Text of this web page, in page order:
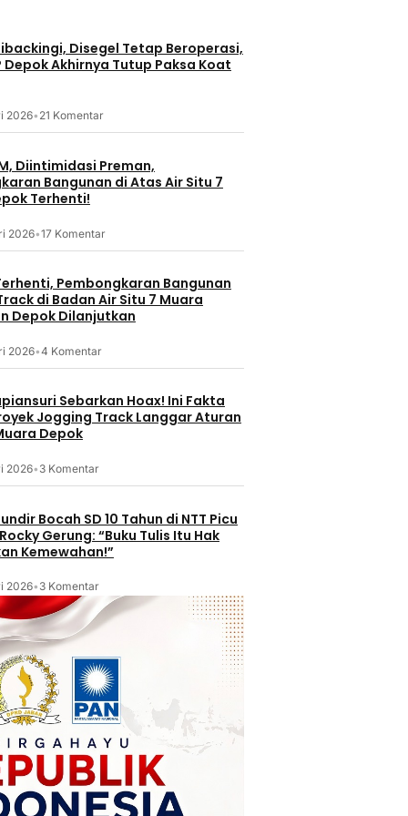
18 jam lalu
Disegel Tetap Beroperasi,
Depok Akhirnya Tutup Paksa Koat
2026• 21 Komentar
Diintimidasi Preman,
Bangunan di Atas Air Situ 7
Terhenti!
2026•17 Komentar
Pembongkaran Bangunan
di Badan Air Situ 7 Muara
Depok Dilanjutkan
2026•4 Komentar
Sebarkan Hoax! Ini Fakta
Jogging Track Langgar Aturan
Depok
2026• 3 Komentar
Bocah SD 10 Tahun di NTT Picu
Gerung: “Buku Tulis Itu Hak
Kemewahan!”
2026• 3 Komentar